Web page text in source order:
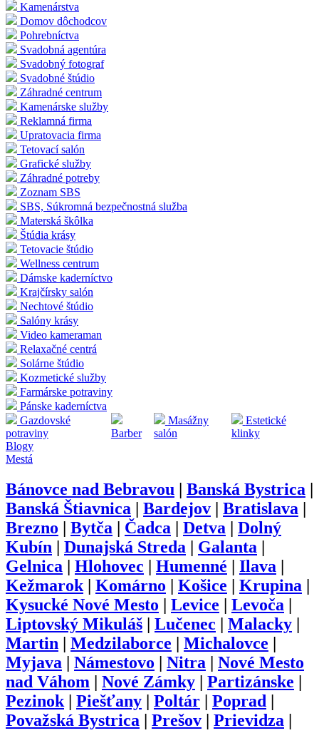
Kamenárstva
Domov dôchodcov
Pohrebníctva
Svadobná agentúra
Svadobný fotograf
Svadobné štúdio
Záhradné centrum
Kamenárske služby
Reklamná firma
Upratovacia firma
Tetovací salón
Grafické služby
Záhradné potreby
Zoznam SBS
SBS, Súkromná bezpečnostná služba
Materská škôlka
Štúdia krásy
Tetovacie štúdio
Wellness centrum
Dámske kaderníctvo
Krajčírsky salón
Nechtové štúdio
Salóny krásy
Video kameraman
Relaxačné centrá
Solárne štúdio
Kozmetické služby
Farmárske potraviny
Pánske kaderníctva
Gazdovské
potraviny
Barber
Masážny
salón
Estetické
klinky
Blogy
Mestá
Bánovce nad Bebravou Banská Bystrica
Banská Štiavnica
Bardejov Bratislava
Brezno
Bytča Čadca Detva
Dolný
Kubín
Dunajská Streda Galanta
Gelnica
Hlohovec Humenné Ilava
Kežmarok| Komárno Košice Krupina
Kysucké Nové Mesto
Levice Levoča
Liptovský Mikuláš
Lučenec Malacky
Martin
Medzilaborce Michalovce
Myjava
Námestovo Nitra
Nové Mesto
nad Váhom
Nové Zámky Partizánske
Pezinok| Piešťany Poltár Poprad
Považská Bystrica
Prešov Prievidza